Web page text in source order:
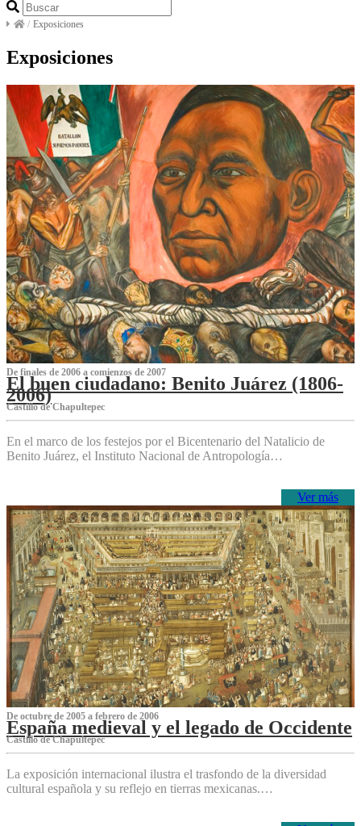
/ Exposiciones
Exposiciones
De finales de 2006 a comienzos de 2007
El buen ciudadano: Benito Juárez (1806-
2006)
Castillo de Chapultepec
En el marco de los festejos por el Bicentenario del Natalicio de
Benito Juárez, el Instituto Nacional de Antropología…
Ver más
De octubre de 2005 a febrero de 2006
España medieval y el legado de Occidente
Castillo de Chapultepec
La exposición internacional ilustra el trasfondo de la diversidad
cultural española y su reflejo en tierras mexicanas.…